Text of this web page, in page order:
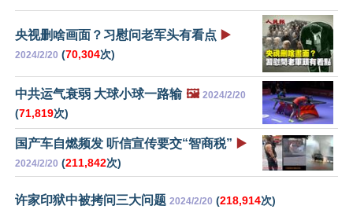
央视删啥画面？习慰问老军头有看点 ▶️
2024/2/20 (70,304次)
中共运气衰弱 大球小球一路输 🖼️ 2024/2/20
(71,819次)
国产车自燃频发 听信宣传要交“智商税” ▶️
2024/2/20 (211,842次)
许家印狱中被拷问三大问题 2024/2/20 (218,914次)